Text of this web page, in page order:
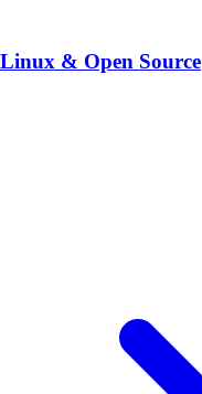
Linux & Open Source